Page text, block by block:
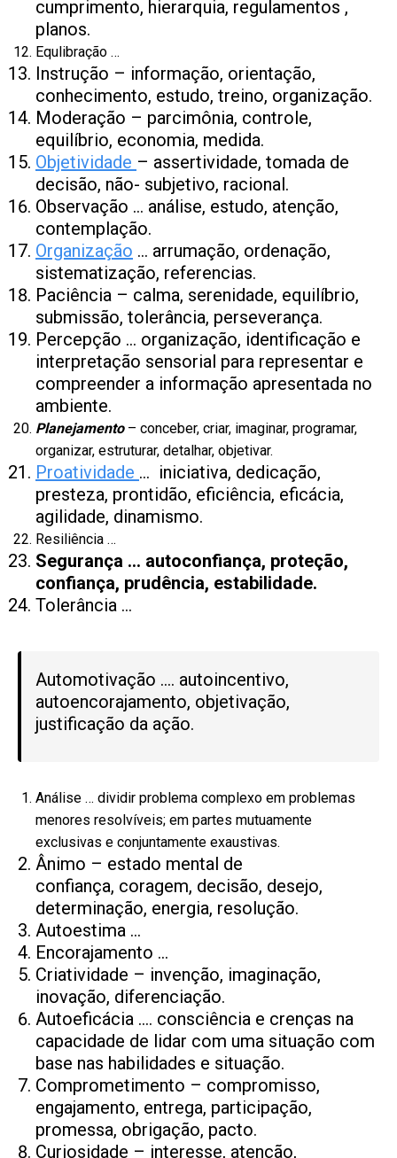
cumprimento, hierarquia, regulamentos ,
planos.
Equlibração …
Instrução – informação, orientação,
conhecimento, estudo, treino, organização.
Moderação – parcimônia, controle,
equilíbrio, economia, medida.
Objetividade – assertividade, tomada de
decisão, não- subjetivo, racional.
Observação … análise, estudo, atenção,
contemplação.
Organização … arrumação, ordenação,
sistematização, referencias.
Paciência – calma, serenidade, equilíbrio,
submissão, tolerância, perseverança.
Percepção … organização, identificação e
interpretação sensorial para representar e
compreender a informação apresentada no
ambiente.
Planejamento– conceber, criar, imaginar, programar,
organizar, estruturar, detalhar, objetivar.
Proatividade … iniciativa, dedicação,
presteza, prontidão, eficiência, eficácia,
agilidade, dinamismo.
Resiliência …
Segurança … autoconfiança, proteção,
confiança, prudência, estabilidade.
Tolerância …
Automotivação …. autoincentivo,
autoencorajamento, objetivação,
justificação da ação.
Análise … dividir problema complexo em problemas
menores resolvíveis; em partes mutuamente
exclusivas e conjuntamente exaustivas.
Ânimo – estado mental de
confiança, coragem, decisão, desejo,
determinação, energia, resolução.
Autoestima …
Encorajamento …
Criatividade – invenção, imaginação,
inovação, diferenciação.
Autoeficácia …. consciência e crenças na
capacidade de lidar com uma situação com
base nas habilidades e situação.
Comprometimento – compromisso,
engajamento, entrega, participação,
promessa, obrigação, pacto.
Curiosidade – interesse, atenção,